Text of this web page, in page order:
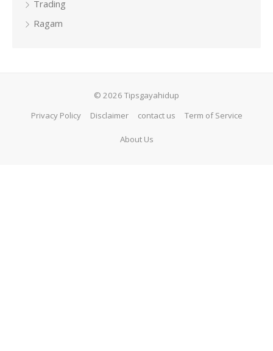
Trading
Ragam
© 2026 Tipsgayahidup
Privacy Policy
Disclaimer contact us Term of Service
About Us